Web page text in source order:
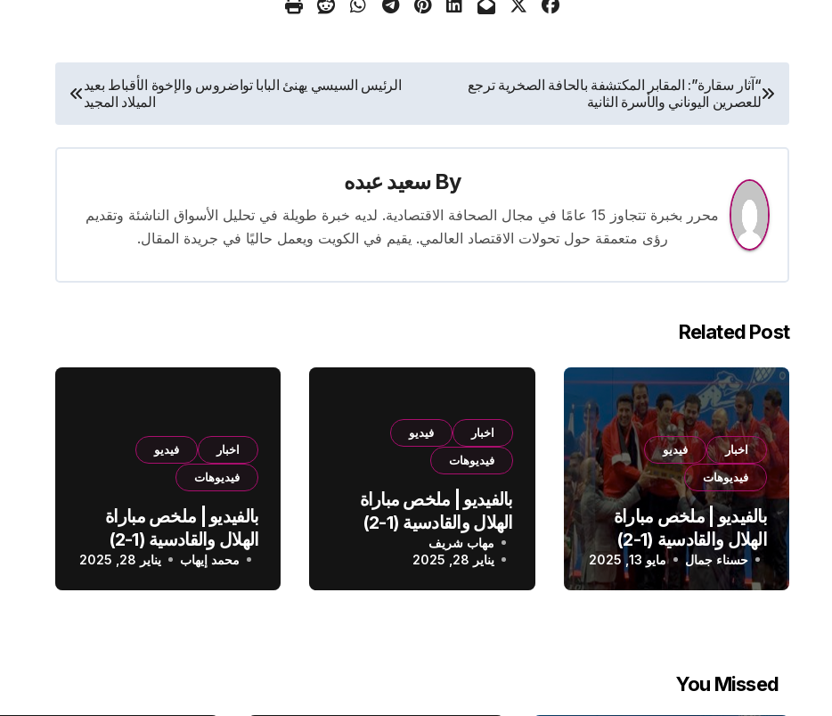
تصفّح
المقالات
“آثار سقارة”: المقابر المكتشفة بالحافة الصخرية ترجع
للعصرين اليوناني والأسرة الثانية
الرئيس السيسي يهنئ البابا تواضروس والإخوة الأقباط بعيد
الميلاد المجيد
By سعيد عبده
محرر بخبرة تتجاوز 15 عامًا في مجال الصحافة الاقتصادية. لديه خبرة طويلة في تحليل الأسواق الناشئة وتقديم
رؤى متعمقة حول تحولات الاقتصاد العالمي. يقيم في الكويت ويعمل حاليًا في جريدة المقال.
Related Post
اخبار
فيديو
فيديوهات
بالفيديو | ملخص مباراة
الهلال والقادسية (1-2)
الدوري السعودي
حسناء جمال مايو 13, 2025
اخبار
فيديو
فيديوهات
بالفيديو | ملخص مباراة
الهلال والقادسية (1-2)
الدوري السعودي
مهاب شريف
يناير 28, 2025
اخبار
فيديو
فيديوهات
بالفيديو | ملخص مباراة
الهلال والقادسية (1-2)
الدوري السعودي
محمد إيهاب يناير 28, 2025
You Missed